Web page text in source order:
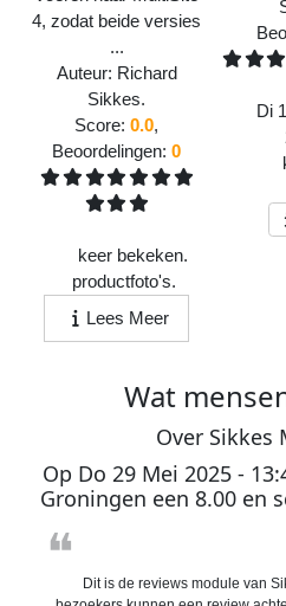
4, zodat beide versies
...
Auteur: Richard
Sikkes.
Score:0.0,
Beoordelingen:0
keer bekeken.
productfoto's.
Lees Meer
Di
Wat
Over Sikkes
Op Do 29 Mei 2025 -
Groningen een 8.00en
❝
Dit is de reviews module van